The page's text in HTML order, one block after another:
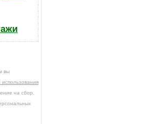
вы
использования
на сбор,